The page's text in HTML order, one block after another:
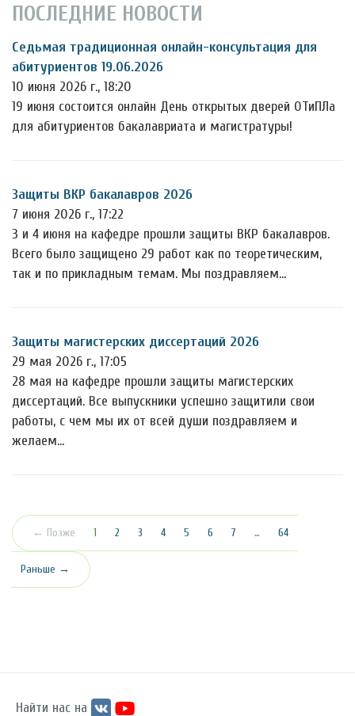
ПОСЛЕДНИЕ НОВОСТИ
Седьмая традиционная онлайн-консультация для
абитуриентов 19.06.2026
10 июня 2026 г., 18:20
19 июня состоится онлайн День открытых дверей ОТиПЛа
для абитуриентов бакалавриата и магистратуры!
Защиты ВКР бакалавров 2026
7 июня 2026 г., 17:22
3 и 4 июня на кафедре прошли защиты ВКР бакалавров.
Всего было защищено 29 работ как по теоретическим,
так и по прикладным темам. Мы поздравляем…
Защиты магистерских диссертаций 2026
29 мая 2026 г., 17:05
28 мая на кафедре прошли защиты магистерских
диссертаций. Все выпускники успешно защитили свои
работы, с чем мы их от всей души поздравляем и
желаем…
← Позже 1 (текущая)
2 3 4 5 6 7 … 64
Раньше →
Найти нас на